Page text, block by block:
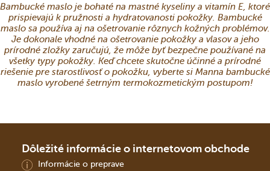
Bambucké maslo je bohaté na mastné kyseliny a vitamín E, ktoré
prispievajú k pružnosti a hydratovanosti pokožky. Bambucké
maslo sa používa aj na ošetrovanie rôznych kožných problémov.
Je dokonale vhodné na ošetrovanie pokožky a vlasov a jeho
prírodné zložky zaručujú, že môže byť bezpečne používané na
všetky typy pokožky. Keď chcete skutočne účinné a prírodné
riešenie pre starostlivosť o pokožku, vyberte si Manna bambucké
maslo vyrobené šetrným termokozmetickým postupom!
Dôležité informácie o internetovom obchode
Informácie o preprave